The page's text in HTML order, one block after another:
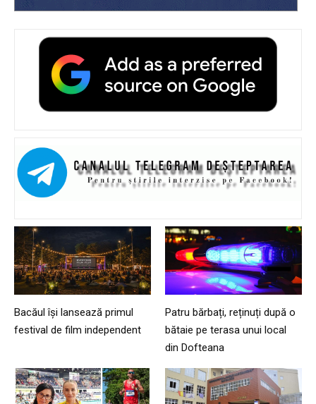
Bacăul își lansează primul
festival de film independent
Patru bărbați, reținuți după o
bătaie pe terasa unui local
din Dofteana